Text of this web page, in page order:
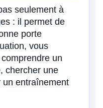
seulement à
: il permet de
porte
vous
un
chercher une
un entraînement